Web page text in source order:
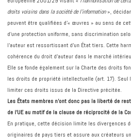
droits voisins dans la société de l’information»,
peuvent être qualifiées d’« œuvres » au sens de
d’une protection uniforme, sans discrimination
l’auteur est ressortissant d’un État tiers. Cette
cohérence du droit d’auteur dans le marché
Elle se fonde également sur la Charte des droits
les droits de propriété intellectuelle (art. 17). Seul
limiter ces droits issus de la Directive précitée.
Les États membres n’ont donc pas la liberté de
de l’UE au motif de la clause de réciprocité de la
En pratique, cette décision limite les divergences
originaires de pays tiers et assure aux créateurs